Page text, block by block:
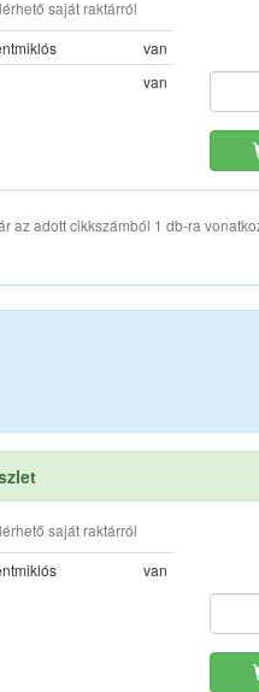
saját raktárról
van
van
az adott cikkszámból 1 db-ra
saját raktárról
van